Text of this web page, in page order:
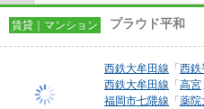
賃貸｜マンション プラウド平和
西鉄大牟田線 「西鉄
西鉄大牟田線 「高宮
福岡市七隈線 「薬院